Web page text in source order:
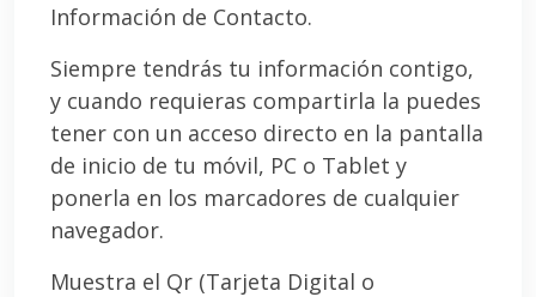
Información de Contacto.
Siempre tendrás tu información contigo,
y cuando requieras compartirla la puedes
tener con un acceso directo en la pantalla
de inicio de tu móvil, PC o Tablet y
ponerla en los marcadores de cualquier
navegador.
Muestra el Qr (Tarjeta Digital o